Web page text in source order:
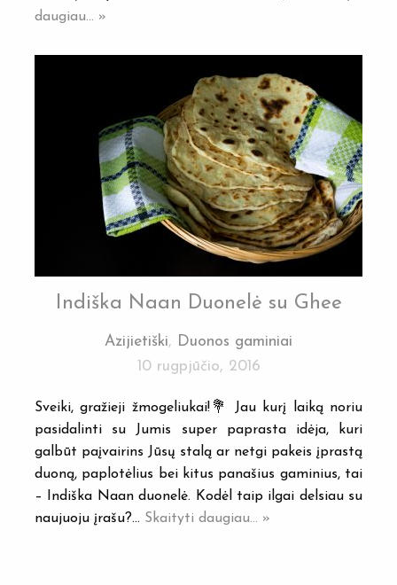
daugiau... »
Indiška Naan Duonelė su Ghee
Azijietiški, Duonos gaminiai
10 rugpjūčio, 2016
Sveiki, gražieji žmogeliukai!💐 Jau kurį laiką noriu
pasidalinti su Jumis super paprasta idėja, kuri
galbūt paįvairins Jūsų stalą ar netgi pakeis įprastą
duoną, paplotėlius bei kitus panašius gaminius, tai
– Indiška Naan duonelė. Kodėl taip ilgai delsiau su
naujuoju įrašu?… Skaityti daugiau... »